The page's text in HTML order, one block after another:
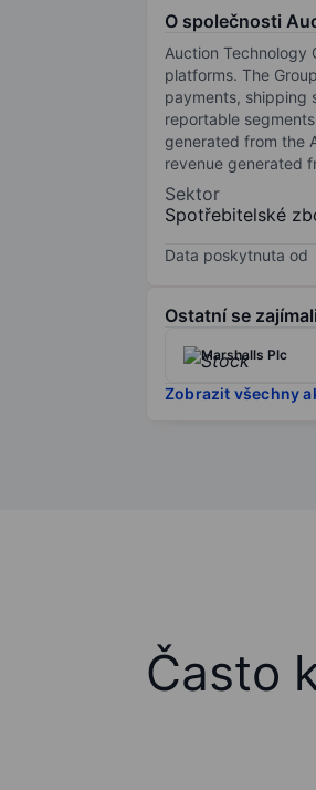
O společnosti
Auction
platforms. The
payments, shipping
reportable
generated from the
revenue generated
Sektor
Spotřebitelské
Data poskytnuta od
Ostatní se
Marshalls Plc
Zobrazit všechny
Často